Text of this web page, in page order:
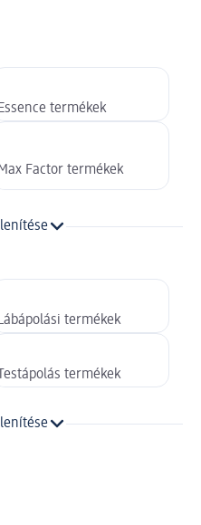
termékek
Factor termékek
termékek
Testápolás termékek